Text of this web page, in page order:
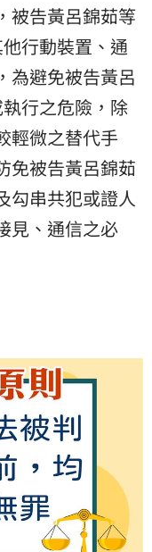
被告黃呂錦茹等
行動裝置、通
為避免被告黃呂
行之危險，除
輕微之替代手
免被告黃呂錦茹
勾串共犯或證人
見、通信之必